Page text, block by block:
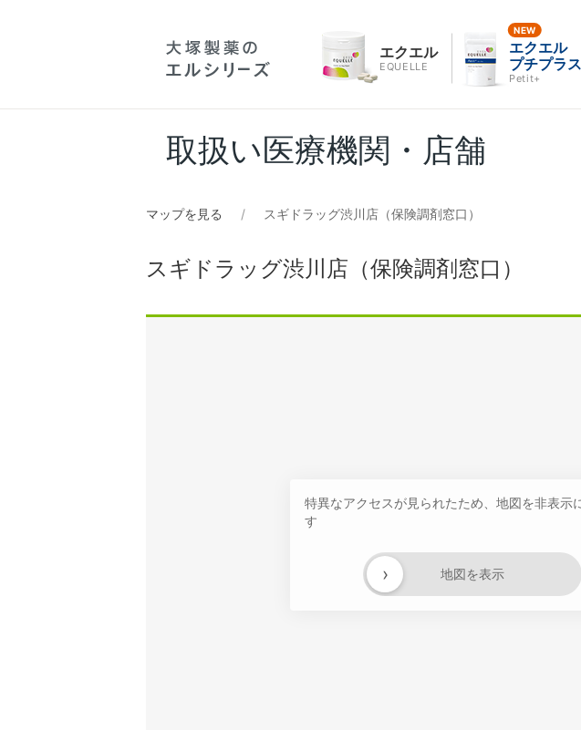
エクエル
EQUELLE
エクエル
プチプラス
Petit+
取扱い医療機関・店舗
マップを見る スギドラッグ渋川店（保険調剤窓口）
スギドラッグ渋川店（保険調剤窓口）
特異なアクセスが見られたため、地図を非表示
す
地図を表示
›